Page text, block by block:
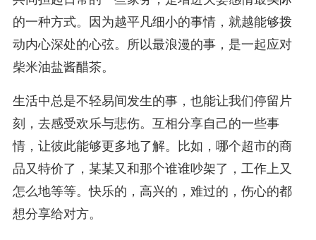
的一种方式。因为越平凡细小的事情，就越能够拨
动内心深处的心弦。所以最浪漫的事，是一起应对
柴米油盐酱醋茶。
生活中总是不轻易间发生的事，也能让我们停留片
刻，去感受欢乐与悲伤。互相分享自己的一些事
情，让彼此能够更多地了解。比如，哪个超市的商
品又特价了，某某又和那个谁谁吵架了，工作上又
怎么地等等。快乐的，高兴的，难过的，伤心的都
想分享给对方。